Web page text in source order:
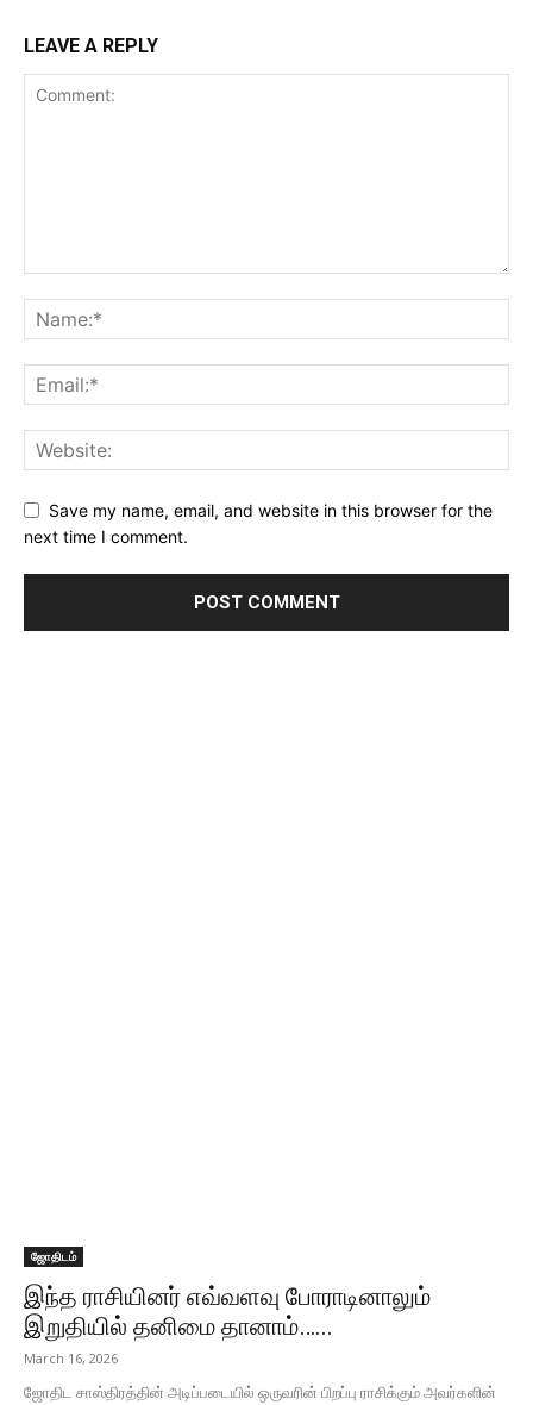
LEAVE A REPLY
Save my name, email, and website in this browser for the
next time I comment.
ஜோதிடம்
இந்த ராசியினர் எவ்வளவு போராடினாலும்
இறுதியில் தனிமை தானாம்…...
March 16, 2026
ஜோதிட சாஸ்திரத்தின் அடிப்படையில் ஒருவரின் பிறப்பு ராசிக்கும் அவர்களின்